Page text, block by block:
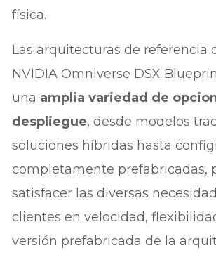
física.
Las arquitecturas de referencia
NVIDIA Omniverse DSX
una amplia variedad de
despliegue, desde modelos
soluciones híbridas hasta
completamente prefabricadas,
satisfacer las diversas
clientes en velocidad,
versión prefabricada de la